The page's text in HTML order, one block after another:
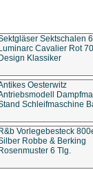
Sektschalen
Luminarc Cavalier Rot
Design Klassiker
Oesterwitz
Schleifmaschine
R&b Vorlegebesteck
Robbe & Berking
Rosenmuster 6 Tlg.